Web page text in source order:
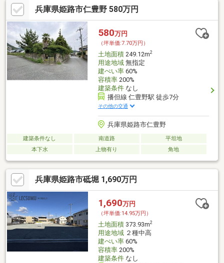
兵庫県姫路市仁豊野 580万円
580万円
（坪単価:7.70万円）
土地面積249.12m2
用途地域無指定
建ぺい率60%
容積率200%
建築条件なし
播但線 仁豊野駅 徒歩7分
その他の交通
兵庫県姫路市仁豊野
建築条件なし 南道路
平坦地
本下水
上物有り 角地
兵庫県姫路市砥堀 1,690万円
1,690万円
（坪単価:14.95万円）
土地面積373.93m2
用途地域２種中高
建ぺい率60%
容積率200%
建築条件なし